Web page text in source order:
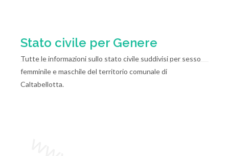
Stato civile per Genere
Tutte le informazioni sullo stato civile suddivisi per sesso
femminile e maschile del territorio comunale di
Caltabellotta.